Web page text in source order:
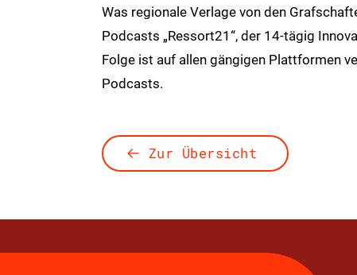
Was regionale Verlage von den
Podcasts „Ressort21“, der 14-tägig
Folge ist auf allen gängigen Plattformen
Podcasts.
Zur Übersicht